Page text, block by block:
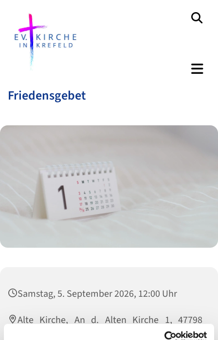
Friedensgebet
Samstag, 5. September 2026, 12:00 Uhr
Alte Kirche, An d. Alten Kirche 1, 47798